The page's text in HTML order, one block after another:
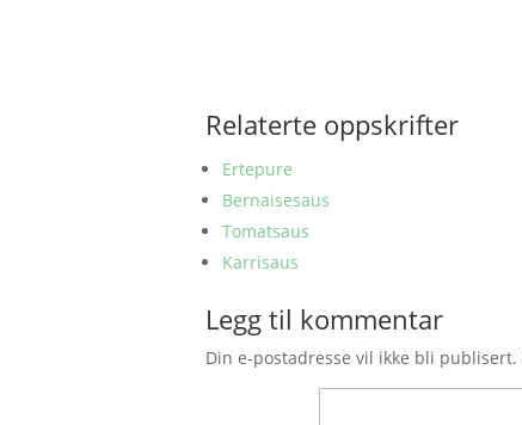
Relaterte oppskrifter
Ertepure
Bernaisesaus
Tomatsaus
Karrisaus
Legg til kommentar
Din e-postadresse vil ikke bli publisert.